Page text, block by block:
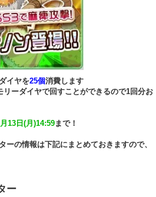
イヤを25個消費します
ーダイヤで回すことができるので1回分お
13日(月)14:59まで！
の情報は下記にまとめておきますので、
ー